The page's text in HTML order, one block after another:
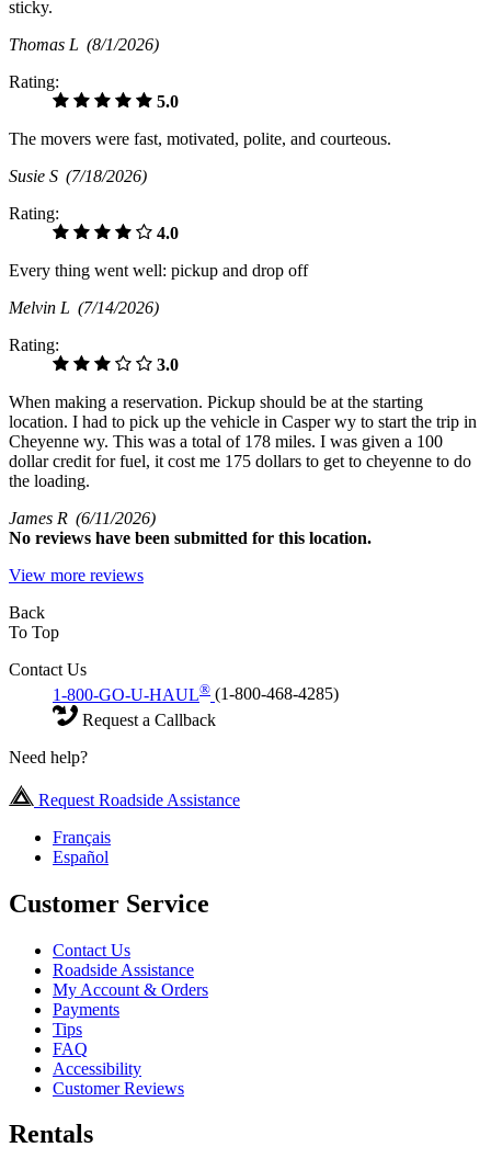
sticky.
Thomas L (8/1/2026)
Rating:
5.0
The movers were fast, motivated, polite, and courteous.
Susie S (7/18/2026)
Rating:
4.0
Every thing went well: pickup and drop off
Melvin L (7/14/2026)
Rating:
3.0
When making a reservation. Pickup should be at the starting
location. I had to pick up the vehicle in Casper wy to start the trip in
Cheyenne wy. This was a total of 178 miles. I was given a 100
dollar credit for fuel, it cost me 175 dollars to get to cheyenne to do
the loading.
James R (6/11/2026)
No reviews have been submitted for this location.
View more reviews
Back
To Top
Contact Us
1-800-GO-U-HAUL® (1-800-468-4285)
Request a Callback
Need help?
Request Roadside Assistance
Français
Español
Customer Service
Contact Us
Roadside Assistance
My Account & Orders
Payments
Tips
FAQ
Accessibility
Customer Reviews
Rentals